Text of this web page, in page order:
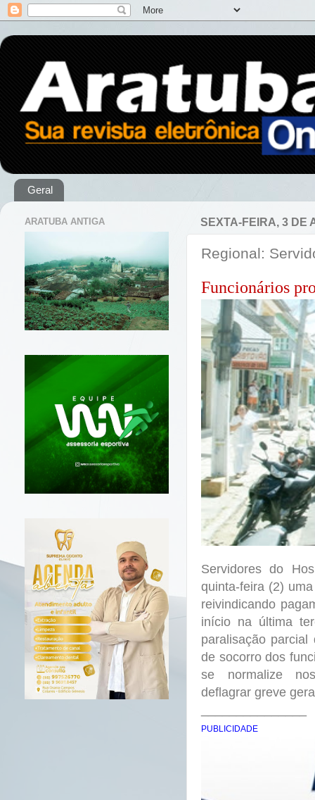
Geral
SEXTA-FEIRA, 3 DE
Regional:
Funcionários
Servidores do
quinta-feira (2)
reivindicando
início na última
paralisação
de socorro dos
se normalize
deflagrar greve
PUBLICIDADE
ARATUBA ANTIGA